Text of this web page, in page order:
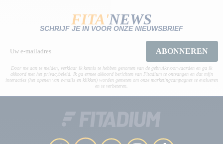
FITA'NEWS
SCHRIJF JE IN VOOR ONZE NIEUWSBRIEF
ABONNEREN
Door me aan te melden, verklaar ik kennis te hebben genomen van de gebruiksvoorwaarden en ga ik
akkoord met het privacybeleid. Ik ga ermee akkoord berichten van Fitadium te ontvangen en dat mijn
interacties (het openen van e-mails en klikken) worden gemeten om onze marketingcampagnes te evalueren
en te verbeteren.